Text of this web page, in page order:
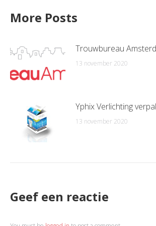
More Posts
Trouwbureau
13 november 2020
Yphix Verlichting
13 november 2020
Geef een reactie